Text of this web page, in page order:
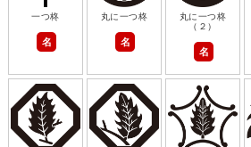
一つ柊
名
丸に一つ柊
名
丸に一つ柊
（２）
名